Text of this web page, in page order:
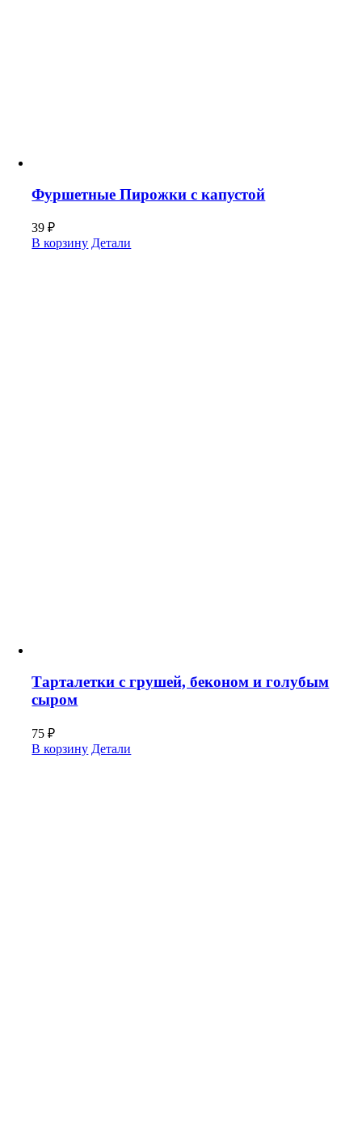
Фуршетные Пирожки с капустой
39₽
В корзину Детали
Тарталетки с грушей, беконом и голубым
сыром
75₽
В корзину Детали